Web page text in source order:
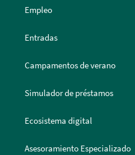
Empleo
Entradas
Campamentos de verano
Simulador de préstamos
Ecosistema digital
Asesoramiento Especializado